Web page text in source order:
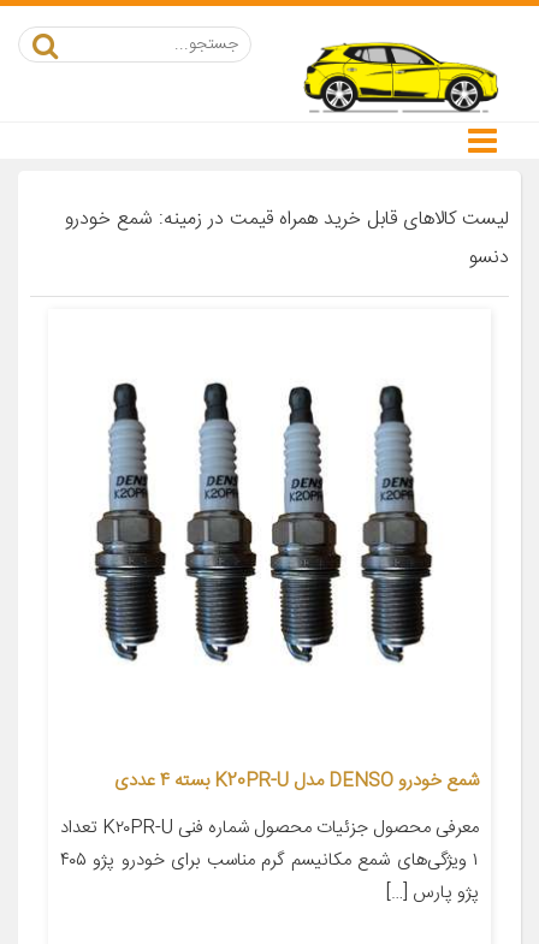
لیست کالاهای قابل خرید همراه قیمت در زمینه: شمع خودرو
دنسو
شمع خودرو DENSO مدل K20PR-U بسته 4 عددی
معرفی محصول جزئیات محصول شماره فنی K۲۰PR-U تعداد
۱ ویژگی‌های شمع مکانیسم گرم مناسب برای خودرو پژو ۴۰۵
پژو پارس […]